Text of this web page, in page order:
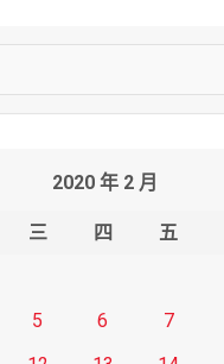
2020 年 2 月
三 四 五
5 6 7